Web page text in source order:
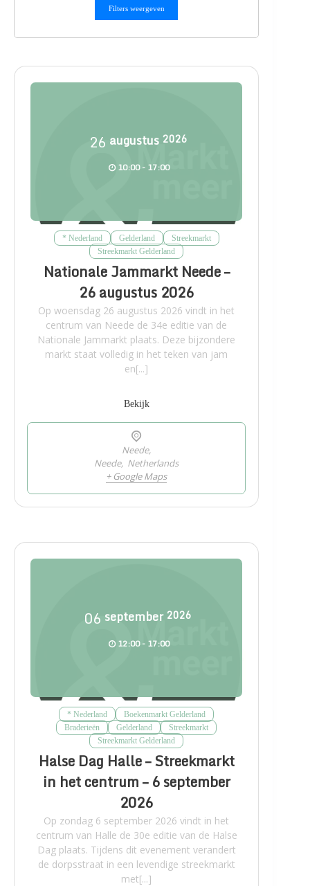
Filters weergeven
26 augustus 2026
10:00 - 17:00
* Nederland Gelderland
Streekmarkt
Streekmarkt Gelderland
Nationale Jammarkt Neede –
26 augustus 2026
Op woensdag 26 augustus 2026 vindt in het
centrum van Neede de 34e editie van de
Nationale Jammarkt plaats. Deze bijzondere
markt staat volledig in het teken van jam
en[...]
Bekijk
Neede,
Neede, Netherlands
+ Google Maps
06 september 2026
12:00 - 17:00
* Nederland
Boekenmarkt Gelderland
Braderieën
Gelderland
Streekmarkt
Streekmarkt Gelderland
Halse Dag Halle – Streekmarkt
in het centrum – 6 september
2026
Op zondag 6 september 2026 vindt in het
centrum van Halle de 30e editie van de Halse
Dag plaats. Tijdens dit evenement verandert
de dorpsstraat in een levendige streekmarkt
met[...]